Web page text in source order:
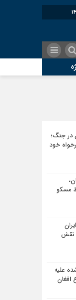
در جنگ؛
خود
مسکو
نقش
علیه
افغان